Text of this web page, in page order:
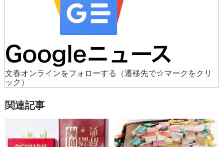
文春オンラインをフォローする
（遷移先で☆マークをクリ
ック）
関連記事